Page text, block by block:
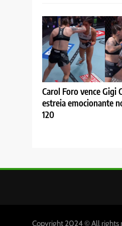
Carol Foro vence Gigi
estreia emocionante
120
Copyright 2024 © All rights